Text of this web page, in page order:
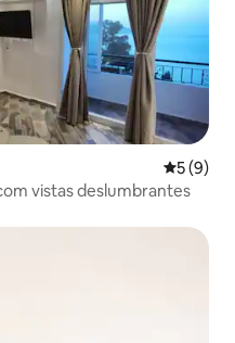
5 de
5 (9)
vistas deslumbrantes
hóspedes